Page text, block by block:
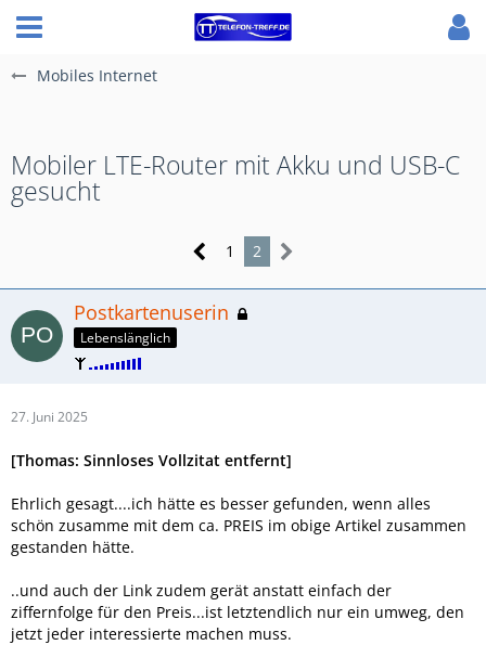
Mobiles Internet
Mobiler LTE-Router mit Akku und USB-C
gesucht
1 2
Postkartenuserin
Lebenslänglich
27. Juni 2025
[Thomas: Sinnloses Vollzitat entfernt]
Ehrlich gesagt....ich hätte es besser gefunden, wenn alles
schön zusamme mit dem ca. PREIS im obige Artikel zusammen
gestanden hätte.
..und auch der Link zudem gerät anstatt einfach der
ziffernfolge für den Preis...ist letztendlich nur ein umweg, den
jetzt jeder interessierte machen muss.